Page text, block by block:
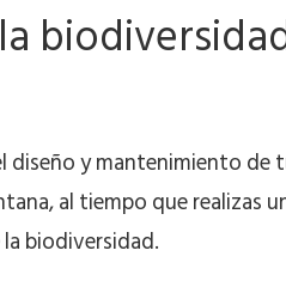
diseño y mantenimiento
al tiempo que realizas
biodiversidad.